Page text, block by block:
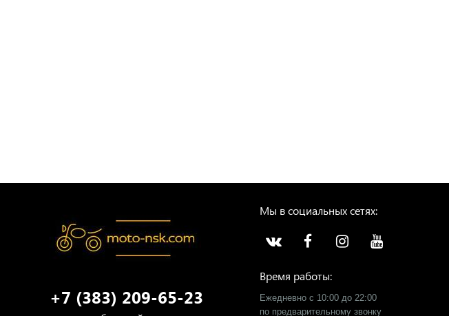
+7 (383) 209-65-23
Мы в социальных сетях:
Время работы:
Ежедневно с 10:00 до 22:00
​по предварительному звонку